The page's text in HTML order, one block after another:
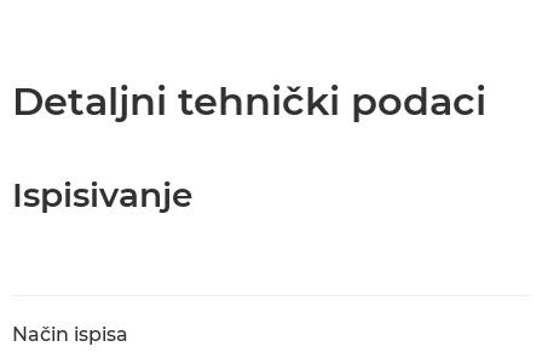
Detaljni tehnički podaci
Ispisivanje
Način ispisa